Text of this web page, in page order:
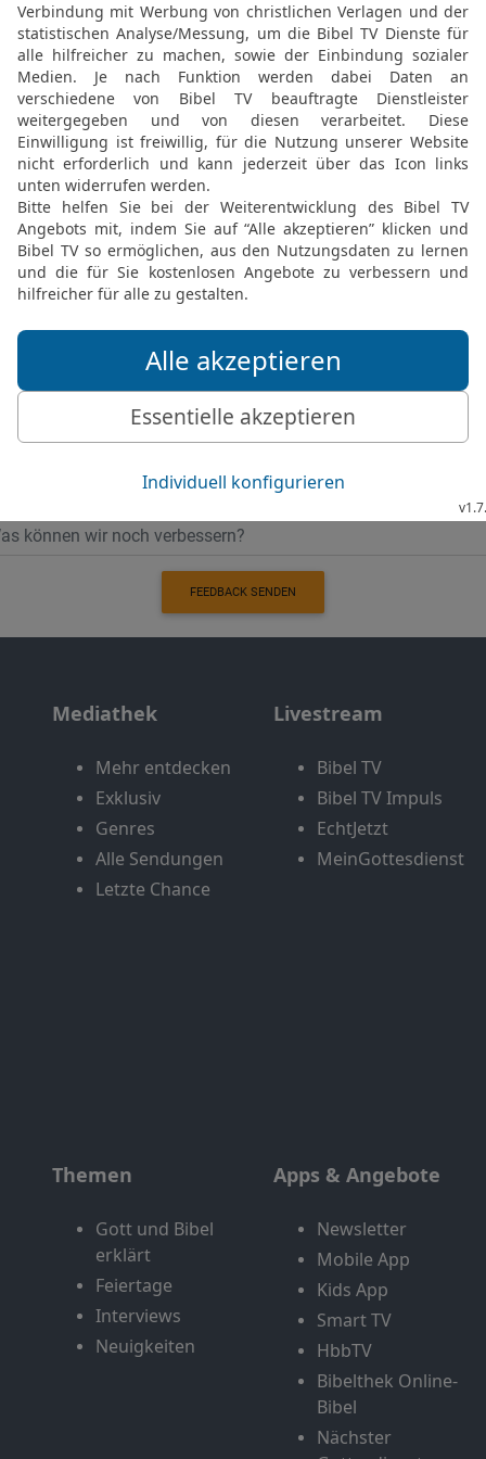
14 Seine Arme[3] sind
Leib ein Kunstwerk aus
15 Seine Schenkel sind
Sockel von
auserlesen wie Zedern.
16 Sein Gaumen ist
begehrenswert. Das ist
Töchter Jerusalems!
Elberfelder Bibel 2006, © 2006 SCM
Möchtest du uns Feedback geben?
Bewertung der Bibelthek
FEEDBACK SENDEN
Mediathek
Mehr entdecken
Exklusiv
Genres
Alle Sendungen
Letzte Chance
Livestream
Bibel TV
Bibel TV Impuls
EchtJetzt
MeinGottesdienst
Themen
Gott und Bibel
erklärt
Feiertage
Interviews
Neuigkeiten
Apps & Angebote
Newsletter
Mobile App
Kids App
Smart TV
HbbTV
Bibelthek Online-
Bibel
Nächster